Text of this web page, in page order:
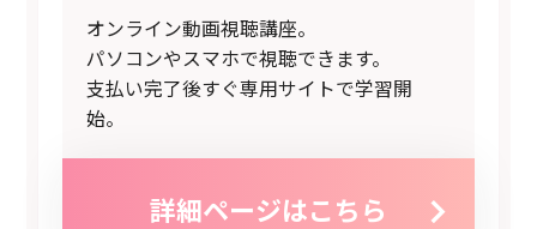
オンライン動画視聴講座。
パソコンやスマホで視聴できます。
支払い完了後すぐ専用サイトで学習開
始。
詳細ページはこちら